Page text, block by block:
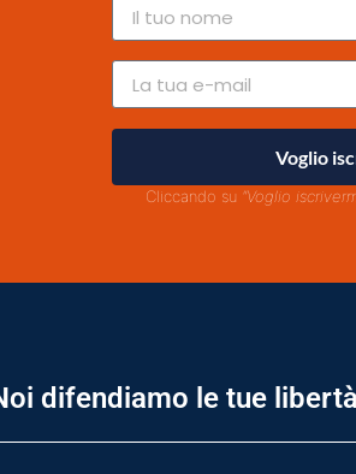
Voglio
Cliccando su "Voglio
difendiamo le tue